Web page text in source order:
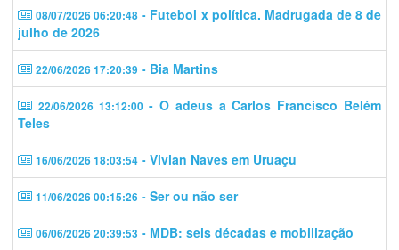
08/07/2026 06:20:48 - Futebol x política. Madrugada de 8 de
julho de 2026
22/06/2026 17:20:39 - Bia Martins
22/06/2026 13:12:00- O adeus a Carlos Francisco Belém
Teles
16/06/2026 18:03:54 - Vivian Naves em Uruaçu
11/06/2026 00:15:26 - Ser ou não ser
06/06/2026 20:39:53 - MDB: seis décadas e mobilização